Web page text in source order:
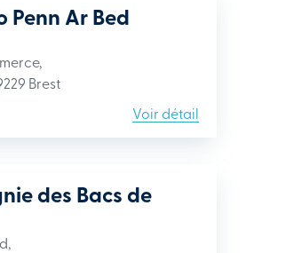
Penn Ar Bed
Brest
Voir détail
des Bacs de